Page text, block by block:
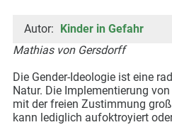
Autor: Kinder in Gefahr
Mathias von Gersdorff
Die Gender-Ideologie ist eine
Natur. Die Implementierung
mit der freien Zustimmung
kann lediglich aufoktroyiert